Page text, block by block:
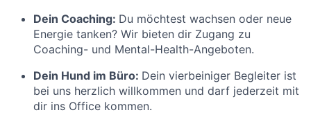
Dein Coaching: Du möchtest wachsen oder neue
Energie tanken? Wir bieten dir Zugang zu
Coaching- und Mental-Health-Angeboten.
Dein Hund im Büro: Dein vierbeiniger Begleiter ist
bei uns herzlich willkommen und darf jederzeit mit
dir ins Office kommen.